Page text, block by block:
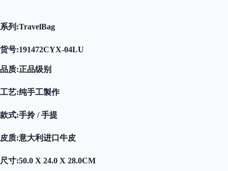
系列:TravelBag
货号:191472CYX-04LU
品质:正品级别
工艺:纯手工製作
款式:手拎 / 手提
皮质:意大利进口牛皮
尺寸:50.0 X 24.0 X 28.0CM